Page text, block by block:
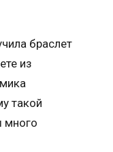
браслет
из
такой
много